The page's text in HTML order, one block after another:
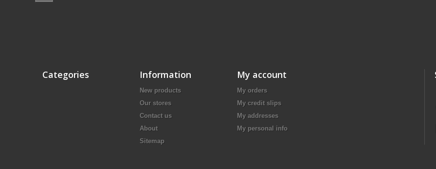
Categories Information
New products
Our stores
Contact us
About
Sitemap
My account
My orders
My credit slips
My addresses
My personal info